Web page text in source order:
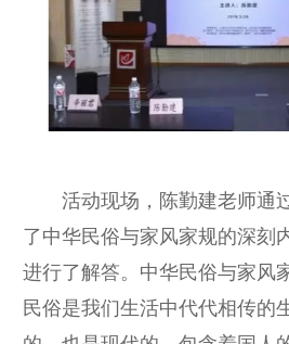
活动现场，陈勤建老师通
了中华民俗与家风家规的深刻
进行了解答。中华民俗与家风
民俗是我们生活中代代相传的